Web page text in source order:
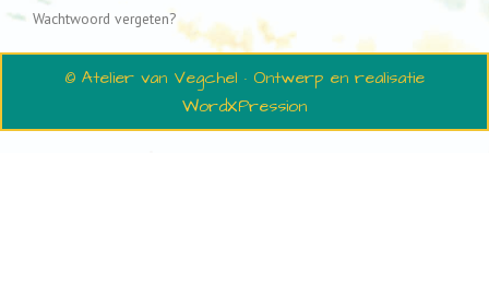
Wachtwoord vergeten?
© Atelier van Vegchel · Ontwerp en realisatie
WordXPression